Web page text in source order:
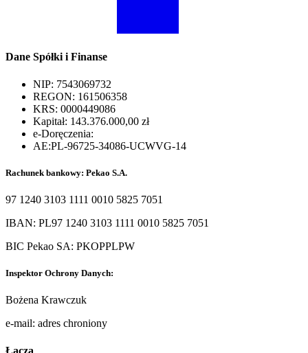
Dane Spółki i Finanse
NIP: 7543069732
REGON: 161506358
KRS: 0000449086
Kapitał: 143.376.000,00 zł
e-Doręczenia:
AE:PL-96725-34086-UCWVG-14
Rachunek bankowy: Pekao S.A.
97 1240 3103 1111 0010 5825 7051
IBAN: PL97 1240 3103 1111 0010 5825 7051
BIC Pekao SA: PKOPPLPW
Inspektor Ochrony Danych:
Bożena Krawczuk
e-mail: adres chroniony
Łącza